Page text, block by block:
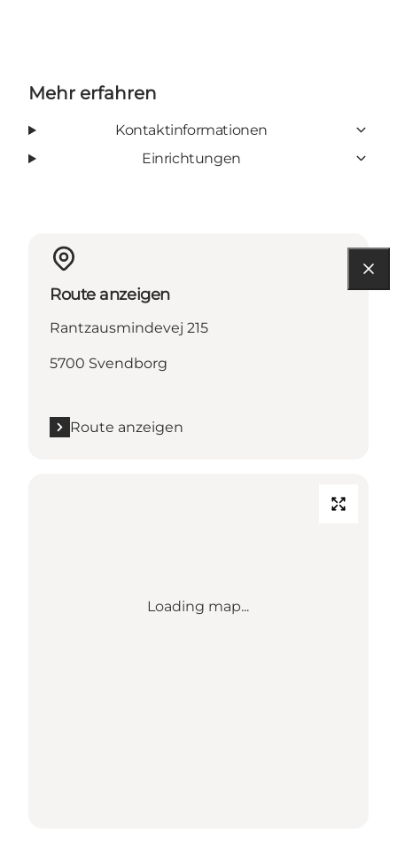
Mehr erfahren
Kontaktinformationen
Einrichtungen
Route anzeigen
Rantzausmindevej 215
5700 Svendborg
Route anzeigen
Loading map...